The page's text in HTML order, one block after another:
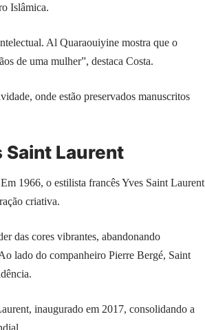
Islâmica.
Al Quaraouiyine mostra que o
de uma mulher”, destaca Costa.
onde estão preservados manuscritos
Saint Laurent
1966, o estilista francês Yves Saint Laurent
criativa.
das cores vibrantes, abandonando
lado do companheiro Pierre Bergé, Saint
inaugurado em 2017, consolidando a